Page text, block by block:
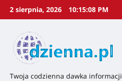
2 sierpnia, 2026 10:15:09 PM
Twoja codzienna dawka informacji